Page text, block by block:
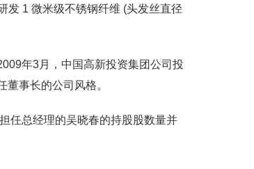
发 1 微米级不锈钢纤维 (头发丝直径
年3月，中国高新投资集团公司投
事长的公司风格。
任总经理的吴晓春的持股股数量并